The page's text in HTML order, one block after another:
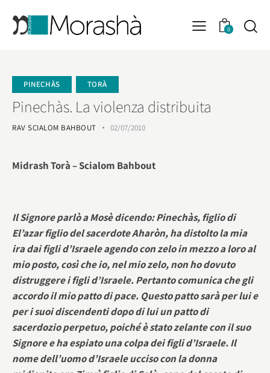
0
PINECHÀS TORÀ
Pinechàs. La violenza distribuita
RAV SCIALOM BAHBOUT 02/07/2010
Midrash Torà – Scialom Bahbout
Il Signore parlò a Mosè dicendo: Pinechàs, figlio di
El’azar figlio del sacerdote Aharòn, ha distolto la mia
ira dai figli d’Israele agendo con zelo in mezzo a loro al
mio posto, così che io, nel mio zelo, non ho dovuto
distruggere i figli d’Israele. Pertanto comunica che gli
accordo il mio patto di pace. Questo patto sarà per lui e
per i suoi discendenti dopo di lui un patto di
sacerdozio perpetuo, poiché è stato zelante con il suo
Signore e ha espiato una colpa dei figli d’Israele. Il
nome dell’uomo d’Israele ucciso con la donna